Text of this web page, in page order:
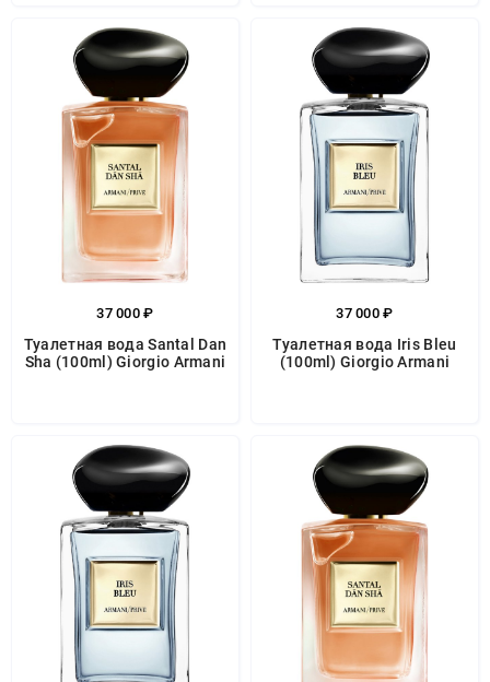
37 000 ₽
Туалетная вода Santal Dan
Sha (100ml) Giorgio Armani
37 000 ₽
Туалетная вода Iris Bleu
(100ml) Giorgio Armani